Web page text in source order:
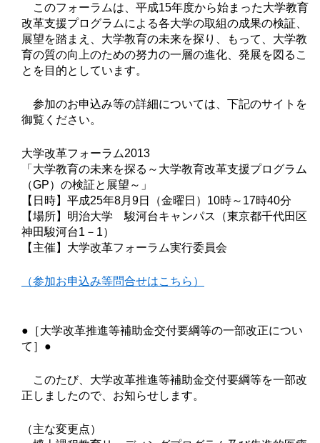
このフォーラムは、平成15年度から始まった大学教育
改革支援プログラムによる各大学の取組の成果の検証、
展望を踏まえ、大学教育の未来を探り、もって、大学教
育の質の向上のための努力の一層の進化、発展を図るこ
とを目的としています。
参加のお申込み等の詳細については、下記のサイトを
御覧ください。
大学改革フォーラム2013
「大学教育の未来を探る～大学教育改革支援プログラム
（GP）の検証と展望～」
【日時】平成25年8月9日（金曜日）10時～17時40分
【場所】明治大学 駿河台キャンパス（東京都千代田区
神田駿河台1－1）
【主催】大学改革フォーラム実行委員会
（参加お申込み等問合せはこちら）
●［大学改革推進等補助金交付要綱等の一部改正につい
て］●
このたび、大学改革推進等補助金交付要綱等を一部改
正しましたので、お知らせします。
（主な変更点）